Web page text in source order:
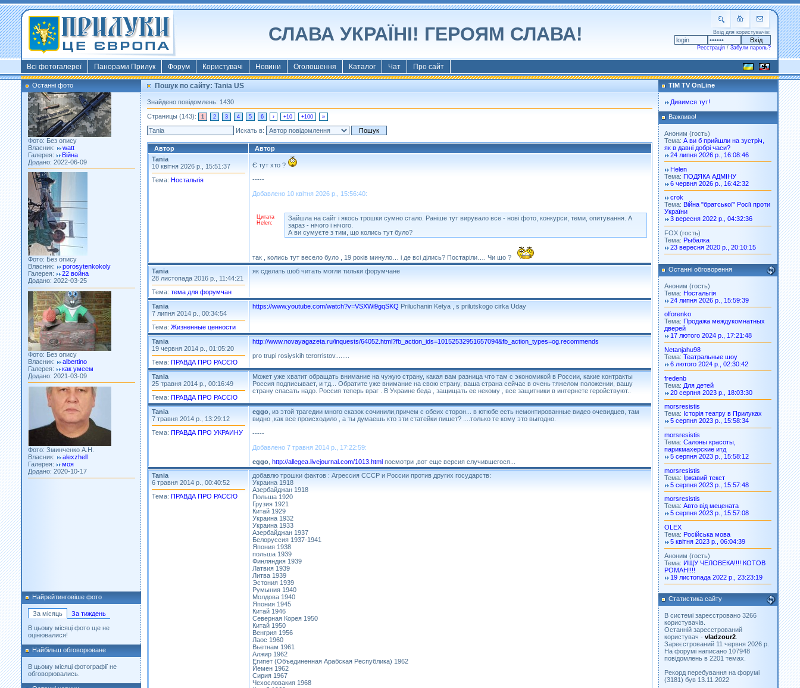
СЛАВА УКРАЇНІ! ГЕРОЯМ СЛАВА! Вхід для користувачів:
Реєстрація / Забули пароль?
Всі фотогалереї Панорами Прилук Форум Користувачі Новини Оголошення Каталог Чат Про сайт
Останні фото
Фото: Київ 2022
Власник:
morsresistis
Галерея:
Templates
Додано: 2022-11-13
Фото: Без опису
Власник:
watt
Галерея:
Війна
Додано: 2022-06-09
Фото: Без опису
Власник:
Галерея:
22 война
Додано: 2022-03-25
Фото: Без опису
Власник:
albertino
Галерея:
как умеем
Додано: 2021-03-09
Фото: Зминченко А.Н.
Власник:
alexzhell
Галерея:
моя
Додано: 2020-10-17
Найрейтинговіше фото
За місяць
За тиждень
В цьому місяці фото ще не
оцінювалися!
Найбільш обговорюване
В цьому місяці фотографії не
обговорювались.
Пошук по сайту: Tania US
Знайдено повідомлень: 1430
Страницы (143):
1 2 3 4 5 6 › +10 +100 »
Искать в:
Автор
Автор
Tania
10 квітня 2026 р., 15:51:37
Тема: Ностальгія
Є тут хто ?
-----
Добавлено 10 квітня 2026 р., 15:56:40:
Цитата
Helen:
Зайшла на сайт і якось трошки сумно стало. Раніше тут вирувало все - нові фото, конкурси, теми, опитування. А
зараз - нічого і нічого.
А ви сумуєте з тим, що колись тут було?
так , колись тут весело було , 19 років минуло… і де всі ділись? Постаріли…. Чи шо ?
Tania
28 листопада 2016 р., 11:44:21
Тема: тема для форумчан
як сделать шоб читать могли тильки форумчане
Tania
7 липня 2014 р., 00:34:54
Тема: Жизненные ценности
https://www.youtube.com/watch?v=VSXWi9gqSKQ Priluchanin Ketya , s prilutskogo cirka Uday
Tania
19 червня 2014 р., 01:05:20
Тема: ПРАВДА ПРО РАСЄЮ
http://www.novayagazeta.ru/inquests/64052.html?fb_action_ids=10152532951657094&fb_action_types=og.recommends
pro trupi rosiyskih terorristov........
Tania
25 травня 2014 р., 00:16:49
Тема: ПРАВДА ПРО РАСЄЮ
Может уже хватит обращать внимание на чужую страну, какая вам разница что там с экономикой в России, какие контракты
Россия подписывает, и тд... Обратите уже внимание на свою страну, ваша страна сейчас в очень тяжелом положении, вашу
страну спасать надо. Россия теперь враг . В Украине беда , защищать ее некому , все защитники в интернете геройствуют..
Tania
7 травня 2014 р., 13:29:12
Тема: ПРАВДА ПРО УКРАИНУ
eggo , из этой трагедии много сказок сочинили,причем с обеих сторон... в ютюбе есть немонтированные видео очевидцев, там
видно ,как все происходило , а ты думаешь кто эти статейки пишет? ....только те кому это выгодно.
-----
Добавлено 7 травня 2014 р., 17:22:59:
eggo http://allegea.livejournal.com/1013.html посмотри ,вот еще версия случившегося...
Tania
6 травня 2014 р., 00:40:52
Тема: ПРАВДА ПРО РАСЄЮ
добавлю трошки фактов : Агрессия СССР и России против других государств:
Украина 1918
Азербайджан 1918
Польша 1920
Грузия 1921
Китай 1929
Украина 1932
Украина 1933
Азербайджан 1937
Белоруссия 1937-1941
Япония 1938
польша 1939
Финляндия 1939
Латвия 1939
Литва 1939
Эстония 1939
Румыния 1940
Молдова 1940
Япония 1945
Китай 1946
Северная Корея 1950
Китай 1950
Венгрия 1956
Лаос 1960
Вьетнам 1961
Алжир 1962
Египет (Объединенная Арабская Республика) 1962
Йемен 1962
Сирия 1967
Чехословакия 1968
TIM TV OnLine
Дивимся тут!
Важливо!
Аноним (гость)
Тема: А ви б прийшли на зустріч,
як в давні добрі часи?
24 липня 2026 р., 16:08:46
Helen
Тема: ПОДЯКА АДМІНУ
6 червня 2026 р., 16:42:32
crok
Тема: Війна "братської" Росії проти
України
3 вересня 2022 р., 04:32:36
FOX (гость)
Тема: Рыбалка
23 вересня 2020 р., 20:10:15
Останні обговорення
Аноним (гость)
Тема: Ностальгія
24 липня 2026 р., 15:59:39
olforenko
Тема: Продажа междукомнатных
дверей
17 лютого 2024 р., 17:21:48
Netanjahu98
Тема: Театральные шоу
6 лютого 2024 р., 02:30:42
fredenb
Тема: Для детей
20 серпня 2023 р., 18:03:30
morsresistis
Тема: Історія театру в Прилуках
5 серпня 2023 р., 15:58:34
morsresistis
Тема: Салоны красоты,
парикмахерские итд
5 серпня 2023 р., 15:58:12
morsresistis
Тема: Іржавий текст
5 серпня 2023 р., 15:57:48
morsresistis
Тема: Авто від мецената
5 серпня 2023 р., 15:57:08
OLEX
Тема: Російська мова
5 квітня 2023 р., 06:04:39
Аноним (гость)
Тема: ИЩУ ЧЕЛОВЕКА!!!! КОТОВ
РОМАН!!!!
19 листопада 2022 р., 23:23:19
Статистика сайту
В системі зареєстровано 3266
користувачів.
Останній зареєстрований
користувач - vladzour2
Зареєстрований 11 червня 2026 р.
На форумі написано 107948
повідомлень в 2201 темах.
Рекорд перебування на форумі
(3181) був 13.11.2022